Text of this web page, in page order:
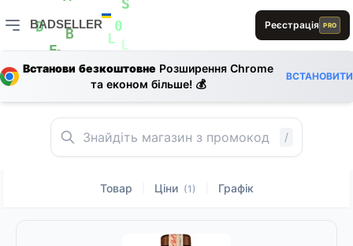
0
L
ES
L
0
E
A
A
BADSELLER
BADSELLER — порівняння цін і знижки
Реєстрація PRO
Встанови безкоштовне Розширення Chrome
та економ більше! 💰
ВСТАНОВИТИ
/
Товар Ціни (1) Графік